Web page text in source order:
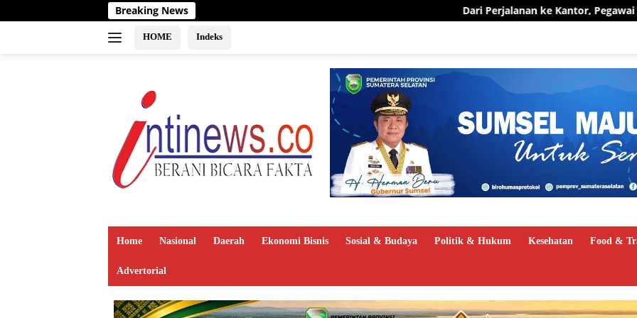
ke
Breaking News Dari Perjalanan ke Kantor, Pegawai PLN UID S2JB Pangkas
HOME Indeks
Home Nasional Daerah Ekonomi Bisnis Sosial & Budaya Politik & Hukum Kesehatan Food &
Advertorial